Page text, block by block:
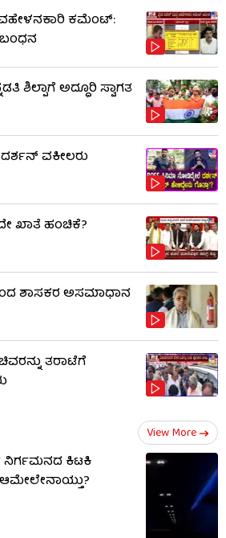
ಕಮೆಂಟ್:
ಶಿಲ್ಪಾಗೆ ಅದ್ಧೂರಿ ಸ್ವಾಗತ
ವಕೀಲರು
ಖಾತೆ ಹಂಚಿಕೆ?
ಶಾಸಕರ ಅಸಮಾಧಾನ
ತರಾಟೆಗೆ
View More
ನಿರ್ಗಮನದ ಕಿಟಕಿ